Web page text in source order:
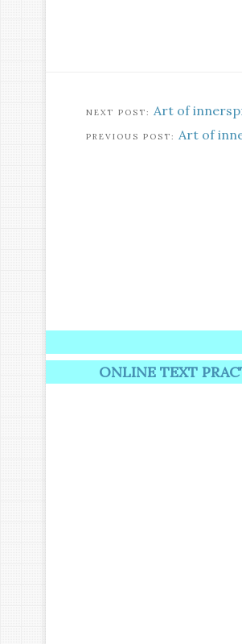
Art of
Art of
ONLINE TEXT PRACTICE